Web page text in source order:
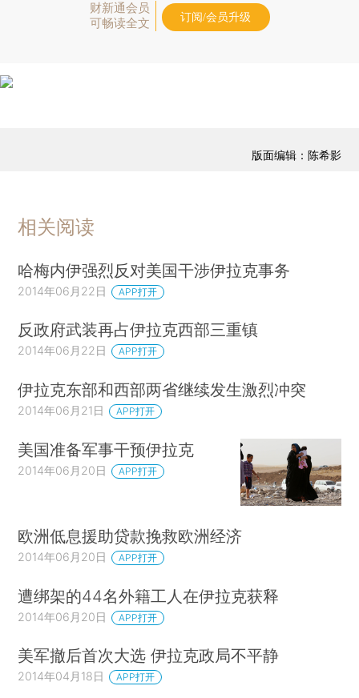
财新通会员
可畅读全文
订阅/会员升级
版面编辑：陈希影
相关阅读
哈梅内伊强烈反对美国干涉伊拉克事务
2014年06月22日 APP打开
反政府武装再占伊拉克西部三重镇
2014年06月22日 APP打开
伊拉克东部和西部两省继续发生激烈冲突
2014年06月21日 APP打开
美国准备军事干预伊拉克
2014年06月20日 APP打开
欧洲低息援助贷款挽救欧洲经济
2014年06月20日 APP打开
遭绑架的44名外籍工人在伊拉克获释
2014年06月20日 APP打开
美军撤后首次大选 伊拉克政局不平静
2014年04月18日 APP打开